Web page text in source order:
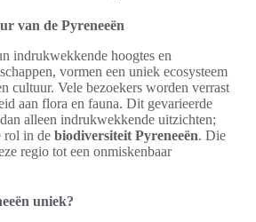
van de Pyreneeën
indrukwekkende hoogtes en
vormen een uniek ecosysteem
cultuur. Vele bezoekers worden verrast
aan flora en fauna. Dit gevarieerde
alleen indrukwekkende uitzichten;
rol in de biodiversiteit Pyreneeën. Die
regio tot een onmiskenbaar
uniek?